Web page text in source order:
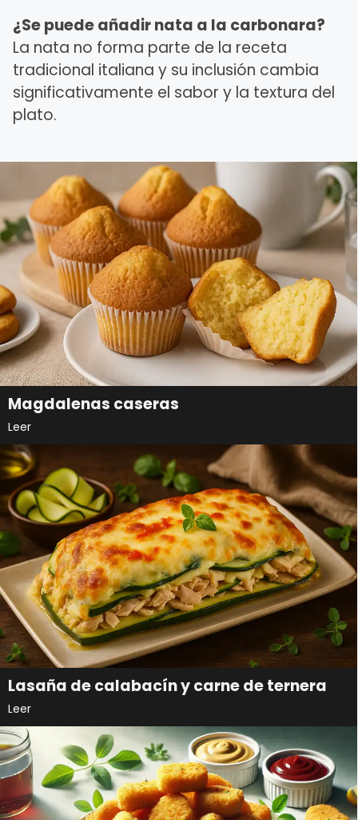
¿Se puede añadir nata a la carbonara?
La nata no forma parte de la receta
tradicional italiana y su inclusión cambia
significativamente el sabor y la textura del
plato.
Magdalenas caseras
Leer
Lasaña de calabacín y carne de ternera
Leer